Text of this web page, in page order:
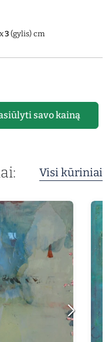
3 (gylis) cm
savo kainą
Visi kūriniai